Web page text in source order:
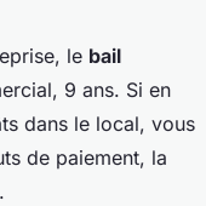
le bail
9 ans. Si en
dans le local, vous
de paiement, la